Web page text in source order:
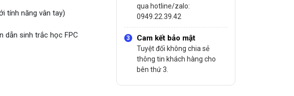
tính năng vân tay)
dẫn sinh trắc học FPC
qua hotline/zalo:
0949.22.39.42
Cam kết bảo mật
Tuyệt đối không chia sẻ
thông tin khách hàng cho
bên thứ 3.